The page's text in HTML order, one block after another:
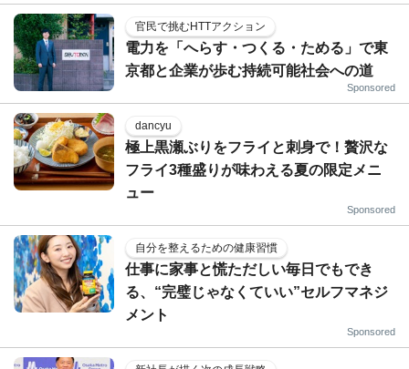
官民で挑むHTTアクション
電力を「へらす・つくる・ためる」で東
京都と企業が歩む持続可能社会への道
Sponsored
dancyu
極上黒瀬ぶりをフライと刺身で！贅沢な
フライ3種盛りが味わえる夏の限定メニ
ュー
Sponsored
自分を整えるための健康習慣
仕事に家事と慌ただしい毎日でもでき
る、“完璧じゃなくていい”セルフマネジ
メント
Sponsored